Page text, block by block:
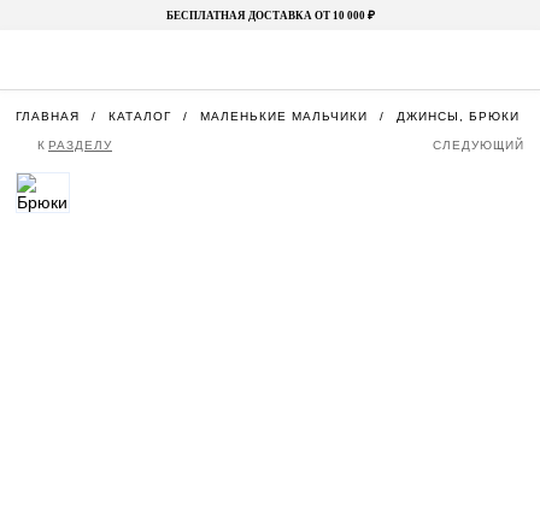
БЕСПЛАТНАЯ ДОСТАВКА ОТ 10 000 ₽
ГЛАВНАЯ КАТАЛОГ МАЛЕНЬКИЕ МАЛЬЧИКИ ДЖИНСЫ, БРЮКИ И
К РАЗДЕЛУ СЛЕДУЮЩИЙ